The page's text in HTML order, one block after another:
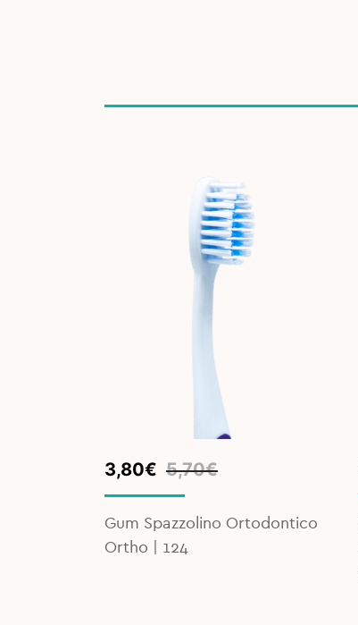
5,70€
Original
price
5,70€.
3,80€
Current
price
3,80€.
Gum Spazzolino Ortodontico
Ortho | 124